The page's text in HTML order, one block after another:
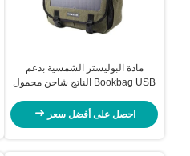
مادة البوليستر الشمسية بدعم
Bookbag USB الناتج شاحن محمول
احصل على أفضل سعر